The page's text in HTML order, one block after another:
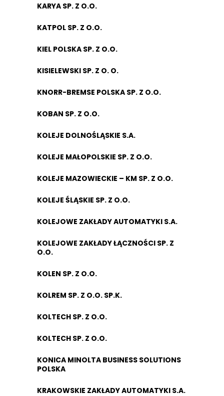
KARYA SP. Z O.O.
KATPOL SP. Z O.O.
KIEL POLSKA SP. Z O.O.
KISIELEWSKI SP. Z O. O.
KNORR-BREMSE POLSKA SP. Z O.O.
KOBAN SP. Z O.O.
KOLEJE DOLNOŚLĄSKIE S.A.
KOLEJE MAŁOPOLSKIE SP. Z O.O.
KOLEJE MAZOWIECKIE – KM SP. Z O.O.
KOLEJE ŚLĄSKIE SP. Z O.O.
KOLEJOWE ZAKŁADY AUTOMATYKI S.A.
KOLEJOWE ZAKŁADY ŁĄCZNOŚCI SP. Z
O.O.
KOLEN SP. Z O.O.
KOLREM SP. Z O.O. SP.K.
KOLTECH SP. Z O.O.
KOLTECH SP. Z O.O.
KONICA MINOLTA BUSINESS SOLUTIONS
POLSKA
KRAKOWSKIE ZAKŁADY AUTOMATYKI S.A.